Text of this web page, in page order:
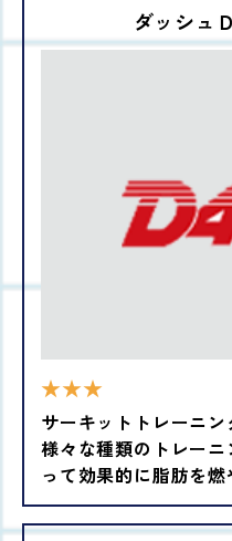
ダッシュ
★★★
サーキットトレーニ
様々な種類のトレー
って効果的に脂肪を燃